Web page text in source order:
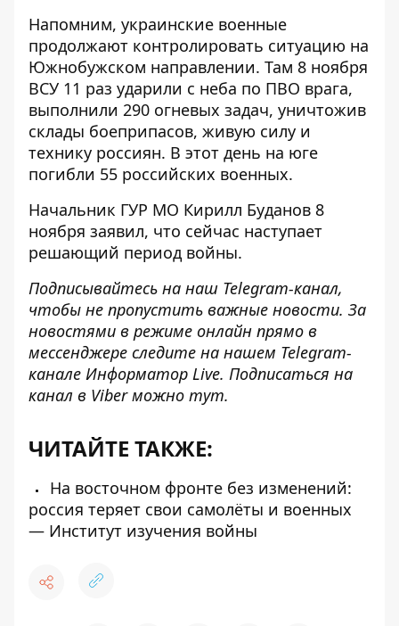
Напомним, украинские военные
продолжают контролировать ситуацию на
Южнобужском направлении. Там 8 ноября
ВСУ 11 раз ударили с неба по ПВО врага,
выполнили 290 огневых задач, уничтожив
склады боеприпасов, живую силу и
технику россиян. В этот день на юге
погибли 55 российских военных.
Начальник ГУР МО Кирилл Буданов 8
ноября заявил, что сейчас наступает
решающий период войны.
Подписывайтесь на наш Telegram-канал,
чтобы не пропустить важные новости. За
новостями в режиме онлайн прямо в
мессенджере следите на нашем Telegram-
канале Информатор Live. Подписаться на
канал в Viber можно тут.
ЧИТАЙТЕ ТАКЖЕ:
На восточном фронте без изменений:
россия теряет свои самолёты и военных
— Институт изучения войны